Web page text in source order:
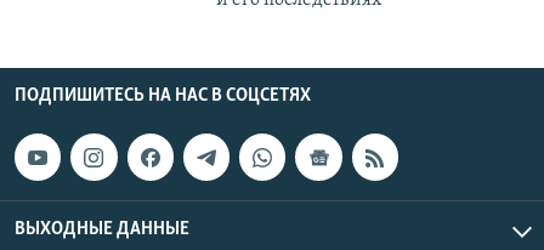
ПОДПИШИТЕСЬ НА НАС В СОЦСЕТЯХ
ВЫХОДНЫЕ ДАННЫЕ